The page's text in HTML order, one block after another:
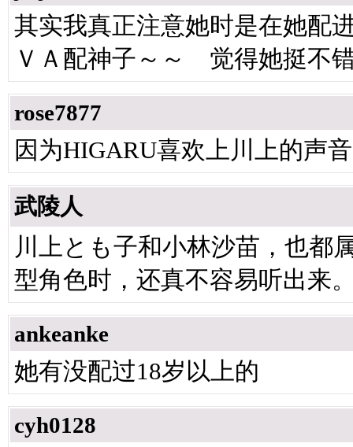
其实我真正注意她时是在她配
ＶＡ配神子～～ 觉得她挺不
rose7877
因为HIGARU喜欢上川上的声
武陵人
川上とも子和小林沙苗，也都
型角色时，还真不容易听出来
ankeanke
她有没配过18岁以上的
cyh0128